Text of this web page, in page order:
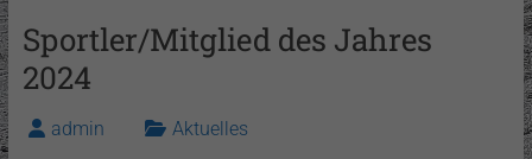
Sportler/Mitglied des Jahres
2024
admin Aktuelles